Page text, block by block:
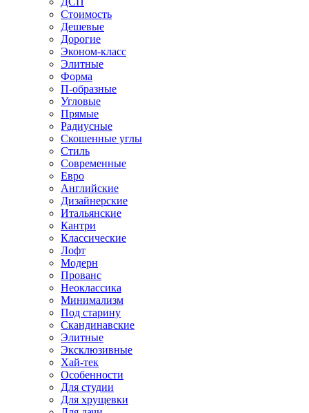
Стоимость
Дешевые
Дорогие
Эконом-класс
Элитные
Форма
П-образные
Угловые
Прямые
Радиусные
Скошенные углы
Стиль
Современные
Евро
Английские
Дизайнерские
Итальянские
Кантри
Классические
Лофт
Модерн
Прованс
Неоклассика
Минимализм
Под старину
Скандинавские
Элитные
Эксклюзивные
Хай-тек
Особенности
Для студии
Для хрущевки